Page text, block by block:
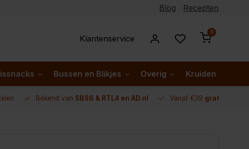
Blog Recepten
Klantenservice
0
Bussen en Blikjes Overig Kruiden per
Bekend van SBS6 & RTL4 en AD.nl Vanaf €39 gratis